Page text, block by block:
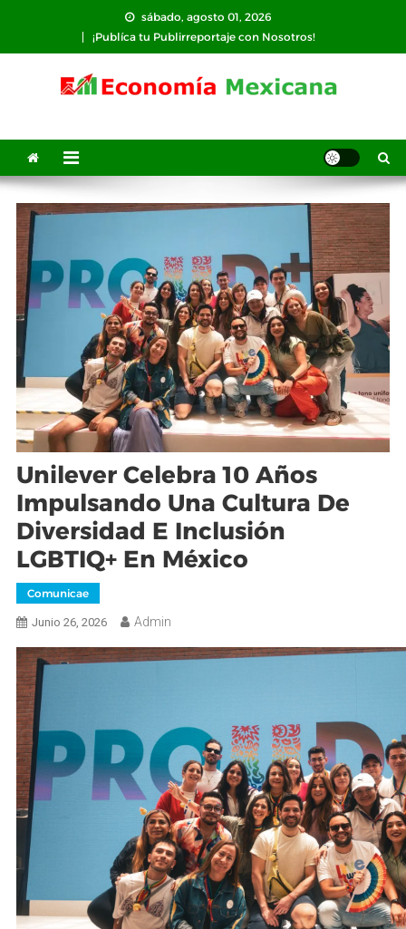
contenido
sábado, agosto 01, 2026
¡Publíca tu Publirreportaje con Nosotros!
Unilever Celebra 10 Años
Impulsando Una Cultura De
Diversidad E Inclusión
LGBTIQ+ En México
Comunicae
Junio 26, 2026 Admin